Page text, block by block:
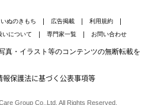
いぬのきもち 広告掲載
利用規約
いについて 専門家一覧 お問い合わせ
真・イラスト等のコンテンツの無断転載を
報保護法に基づく公表事項等
Group Co.,Ltd. All Rights Reserved.